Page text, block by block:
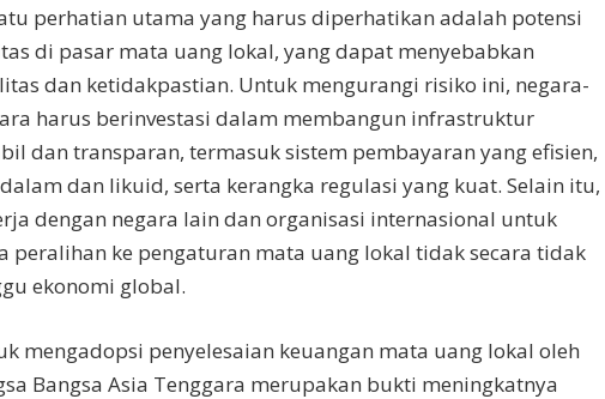
perhatian utama yang harus diperhatikan adalah potensi
di pasar mata uang lokal, yang dapat menyebabkan
dan ketidakpastian. Untuk mengurangi risiko ini, negara-
harus berinvestasi dalam membangun infrastruktur
dan transparan, termasuk sistem pembayaran yang efisien,
dan likuid, serta kerangka regulasi yang kuat. Selain itu,
dengan negara lain dan organisasi internasional untuk
peralihan ke pengaturan mata uang lokal tidak secara tidak
ekonomi global.
mengadopsi penyelesaian keuangan mata uang lokal oleh
Bangsa Asia Tenggara merupakan bukti meningkatnya